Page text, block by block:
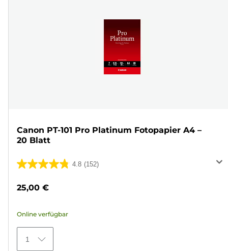
Canon PT-101 Pro Platinum Fotopapier A4 –
20 Blatt
4.8 (152)
4.8
152
Bewertungen
25,00 €
Online verfügbar
1